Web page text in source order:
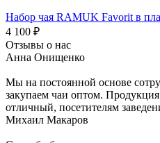
Набор чая RAMUK Favorit в
4 100 ₽
Отзывы о нас
Анна Онищенко
Мы на постоянной основе
закупаем чаи оптом. Продукция
отличный, посетителям
Михаил Макаров